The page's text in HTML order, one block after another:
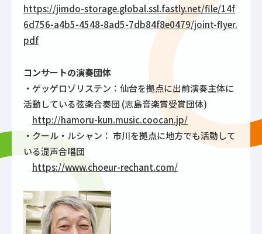
https://jimdo-storage.global.ssl.fastly.net/file/14f
6d756-a4b5-4548-8ad5-7db84f8e0479/joint-flyer.
pdf
コンサートの演奏団体
・ゲッゲロゾリステン：仙台を拠点に出前演奏主体に
活動している弦楽合奏団 (志島音楽賞受賞団体)
http://hamoru-kun.music.coocan.jp/
・クール・ルシャン： 市川を拠点に地方でも活動して
いる混声合唱団
https://www.choeur-rechant.com/